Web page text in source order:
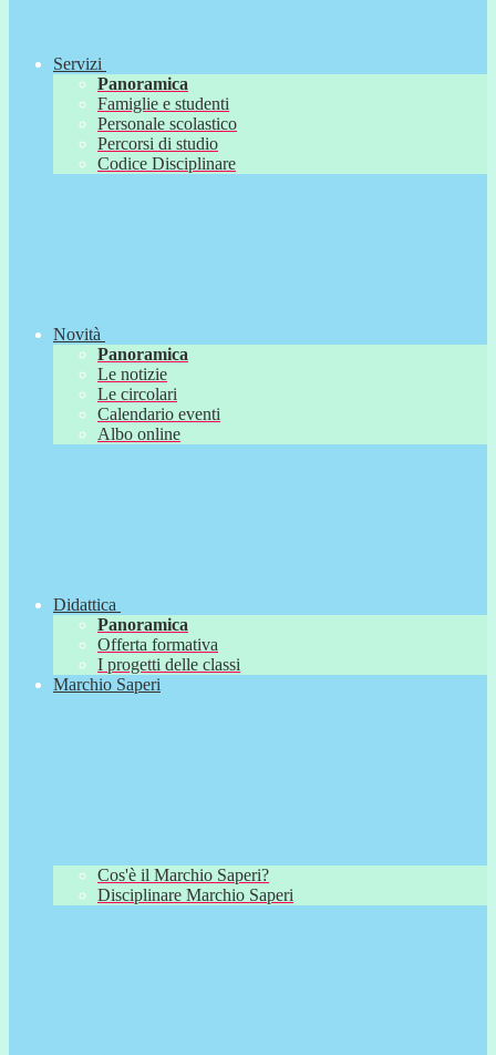
Servizi
Panoramica
Famiglie e studenti
Personale scolastico
Percorsi di studio
Codice Disciplinare
Novità
Panoramica
Le notizie
Le circolari
Calendario eventi
Albo online
Didattica
Panoramica
Offerta formativa
I progetti delle classi
Marchio Saperi
Cos'è il Marchio Saperi?
Disciplinare Marchio Saperi